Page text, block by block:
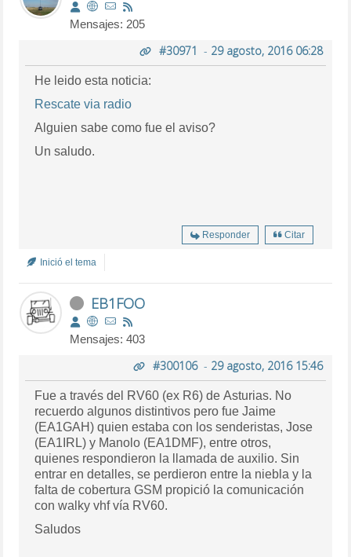
Mensajes: 205
#30971 - 29 agosto, 2016 06:28
He leido esta noticia:
Rescate via radio
Alguien sabe como fue el aviso?
Un saludo.
Responder Citar
Inició el tema
EB1FOO
Mensajes: 403
#300106- 29 agosto, 2016 15:46
Fue a través del RV60 (ex R6) de Asturias. No
recuerdo algunos distintivos pero fue Jaime
(EA1GAH) quien estaba con los senderistas, Jose
(EA1IRL) y Manolo (EA1DMF), entre otros,
quienes respondieron la llamada de auxilio. Sin
entrar en detalles, se perdieron entre la niebla y la
falta de cobertura GSM propició la comunicación
con walky vhf vía RV60.
Saludos